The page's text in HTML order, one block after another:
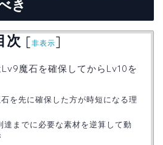
き
次 [非表示]
魔石を確保してからLv10を
を先に確保した方が時短になる理
達までに必要な素材を逆算して動